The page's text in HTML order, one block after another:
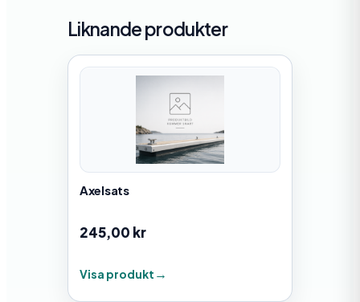
Liknande produkter
Axelsats
245,00 kr
Visa produkt